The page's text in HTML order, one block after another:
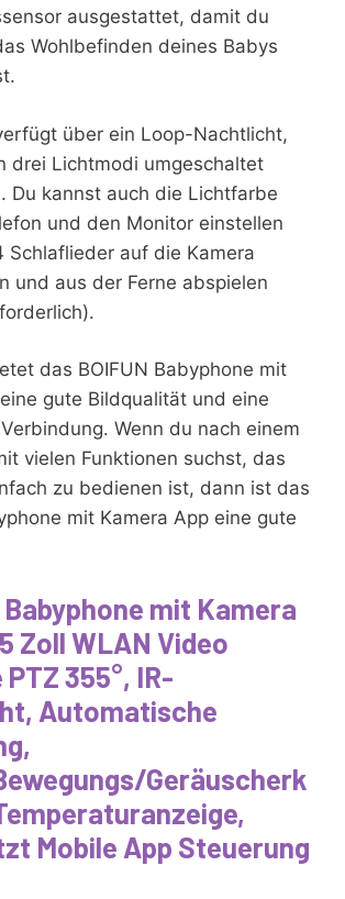
ausgestattet, damit du
Wohlbefinden deines Babys
über ein Loop-Nachtlicht,
drei Lichtmodi umgeschaltet
Du kannst auch die Lichtfarbe
und den Monitor einstellen
Schlaflieder auf die Kamera
und aus der Ferne abspielen
das BOIFUN Babyphone mit
gute Bildqualität und eine
Wenn du nach einem
vielen Funktionen suchst, das
zu bedienen ist, dann ist das
mit Kamera App eine gute
Babyphone mit Kamera
Zoll WLAN Video
355°, IR-
Automatische
Geräuscherk
Mobile App Steuerung